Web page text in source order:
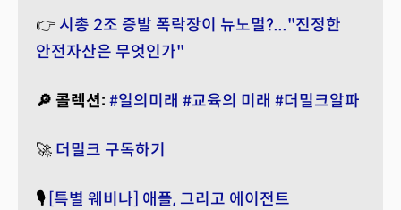
👉 시총 2조 증발 폭락장이 뉴노멀?..."진정한
안전자산은 무엇인가"
🔎 콜렉션: #일의미래 #교육의 미래 #더밀크알파
🚀 더밀크 구독하기
🎙️[특별 웨비나] 애플, 그리고 에이전트